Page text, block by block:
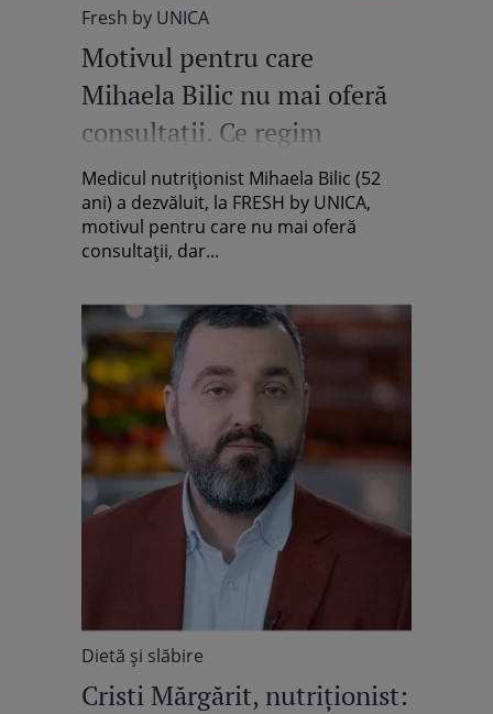
Fresh by UNICA
Motivul pentru care
Mihaela Bilic nu mai oferă
consultații. Ce regim
alimentar urmează:
"Mănânc o dată-n zi, beau
lapte ca un bebeluș" /
Medicul nutriționist Mihaela Bilic (52
ani) a dezvăluit, la FRESH by UNICA,
motivul pentru care nu mai oferă
consultații, dar...
Dietă şi slăbire
Cristi Mărgărit, nutriționist: